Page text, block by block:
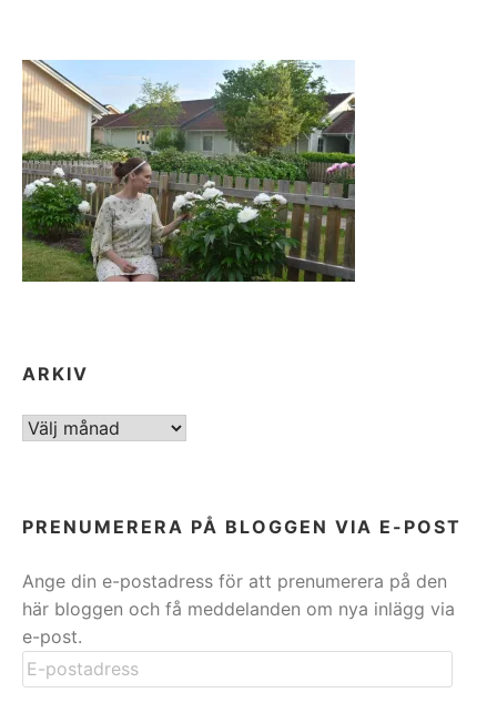
ARKIV
ARKIV
PRENUMERERA PÅ BLOGGEN VIA E-POST
Ange din e-postadress för att prenumerera på den
här bloggen och få meddelanden om nya inlägg via
e-post.
E-
postadress